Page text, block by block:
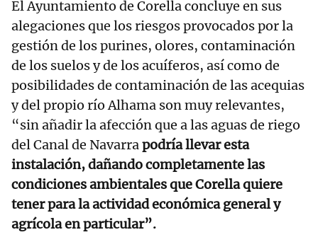
El Ayuntamiento de Corella concluye en sus
alegaciones que los riesgos provocados por la
gestión de los purines, olores, contaminación
de los suelos y de los acuíferos, así como de
posibilidades de contaminación de las acequias
y del propio río Alhama son muy relevantes,
“sin añadir la afección que a las aguas de riego
del Canal de Navarrapodría llevar esta
instalación, dañando completamente las
condiciones ambientales que Corella quiere
tener para la actividad económica general y
agrícola en particular”.